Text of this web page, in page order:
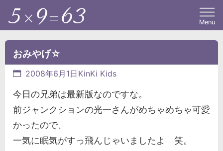
Menu
おみやげ☆
2008年6月1日 KinKi Kids
今日の兄弟は最新版なのですな。
前ジャンクションの光一さんがめちゃめちゃ可愛
かったので、
一気に眠気がすっ飛んじゃいましたよ 笑。